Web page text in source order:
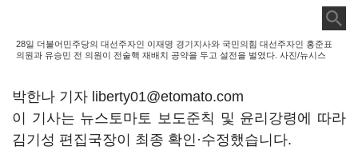
28일 더불어민주당의 대선주자인 이재명 경기지사와 국민의힘 대선주자인 홍준표
의원과 유승민 전 의원이 전술핵 재배치 공약을 두고 설전을 벌였다. 사진/뉴시스
박한나 기자 liberty01@etomato.com
이 기사는 뉴스토마토 보도준칙 및 윤리강령에 따라
김기성 편집국장이 최종 확인·수정했습니다.